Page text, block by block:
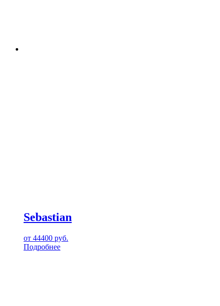
Sebastian
от 44400 руб.
Подробнее